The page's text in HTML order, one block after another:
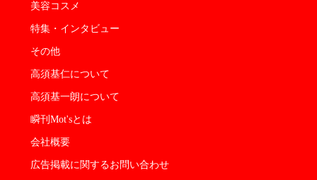
美容コスメ
特集・インタビュー
その他
高須基仁について
高須基一朗について
瞬刊Mot'sとは
会社概要
広告掲載に関するお問い合わせ